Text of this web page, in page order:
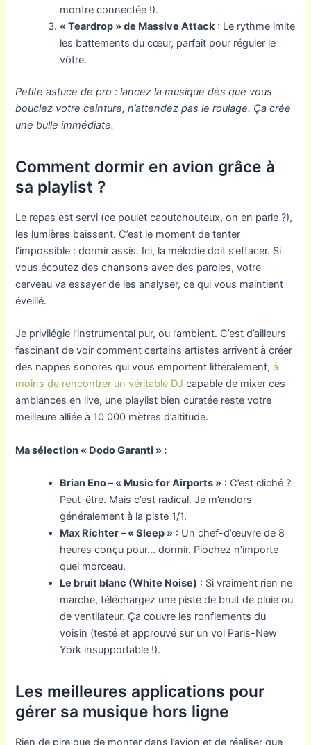
montre connectée !).
« Teardrop » de Massive Attack: Le rythme imite
les battements du cœur, parfait pour réguler le
vôtre.
Petite astuce de pro : lancez la musique dès que vous
bouclez votre ceinture, n’attendez pas le roulage. Ça crée
une bulle immédiate.
Comment dormir en avion grâce à
sa playlist ?
Le repas est servi (ce poulet caoutchouteux, on en parle ?),
les lumières baissent. C’est le moment de tenter
l’impossible : dormir assis. Ici, la mélodie doit s’effacer. Si
vous écoutez des chansons avec des paroles, votre
cerveau va essayer de les analyser, ce qui vous maintient
éveillé.
Je privilégie l’instrumental pur, ou l’ambient. C’est d’ailleurs
fascinant de voir comment certains artistes arrivent à créer
des nappes sonores qui vous emportent littéralement,à
moins de rencontrer un véritable DJ capable de mixer ces
ambiances en live, une playlist bien curatée reste votre
meilleure alliée à 10 000 mètres d’altitude.
Ma sélection « Dodo Garanti » :
Brian Eno – « Music for Airports » : C’est cliché ?
Peut-être. Mais c’est radical. Je m’endors
généralement à la piste 1/1.
Max Richter – « Sleep » : Un chef-d’œuvre de 8
heures conçu pour… dormir. Piochez n’importe
quel morceau.
Le bruit blanc (White Noise) : Si vraiment rien ne
marche, téléchargez une piste de bruit de pluie ou
de ventilateur. Ça couvre les ronflements du
voisin (testé et approuvé sur un vol Paris-New
York insupportable !).
Les meilleures applications pour
gérer sa musique hors ligne
Rien de pire que de monter dans l’avion et de réaliser que